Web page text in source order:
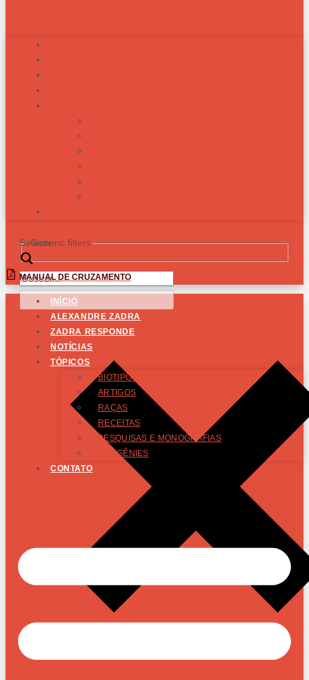
Search
Generic filters
MANUAL DE CRUZAMENTO
INÍCIO
ALEXANDRE ZADRA
ZADRA RESPONDE
NOTÍCIAS
TÓPICOS
BIOTIPOS RACIAIS
ARTIGOS
RAÇAS
RECEITAS
PESQUISAS E MONOGRAFIAS
PROGÊNIES
CONTATO